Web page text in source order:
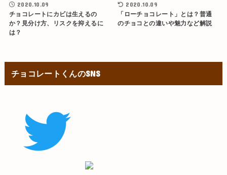
2020.10.09
チョコレートにカビは生えるの
か？見分け方、リスクを抑えるに
は？
2020.10.09
「ローチョコレート」とは？普通
のチョコとの違いや魅力など解説
チョコレートくんのSNS